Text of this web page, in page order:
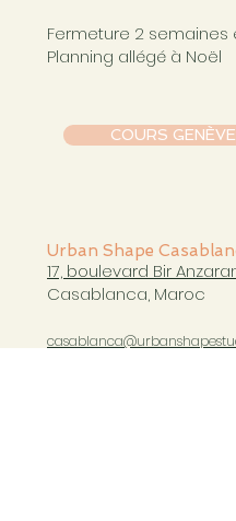
COURS GENÈVE
Fermeture 2 semaines
Planning allégé à Noël
Urban Shape
17, boulevard Bir
Casablanca, Maroc